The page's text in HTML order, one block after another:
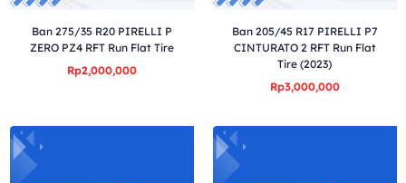
Ban 275/35 R20 PIRELLI P
ZERO PZ4 RFT Run Flat Tire
Rp2,000,000
Ban 205/45 R17 PIRELLI P7
CINTURATO 2 RFT Run Flat
Tire (2023)
Rp3,000,000